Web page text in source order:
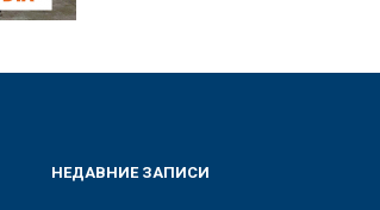
НЕДАВНИЕ ЗАПИСИ